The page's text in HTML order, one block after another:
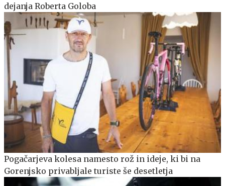
dejanja Roberta Goloba
Pogačarjeva kolesa namesto rož in ideje, ki bi na
Gorenjsko privabljale turiste še desetletja